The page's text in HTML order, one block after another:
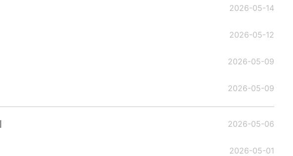
2026-05-14
2026-05-12
2026-05-09
2026-05-09
2026-05-06
2026-05-01